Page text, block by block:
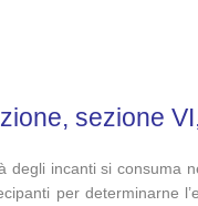
sezione
degli incanti si consuma
per determinarne